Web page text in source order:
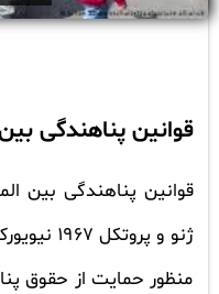
قوانین پناهندگی
ژنو و
منظور حمایت از حقوق